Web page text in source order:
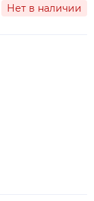
Нет в наличии